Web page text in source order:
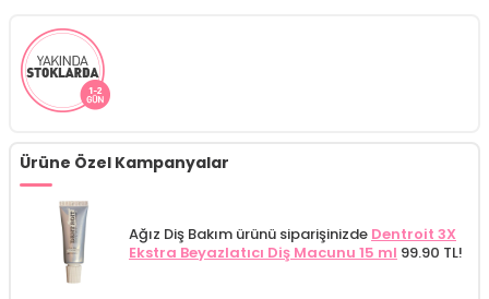
Ürüne Özel Kampanyalar
Ağız Diş Bakım ürünü siparişinizde Dentroit 3X
Ekstra Beyazlatıcı Diş Macunu 15 ml 99.90 TL!